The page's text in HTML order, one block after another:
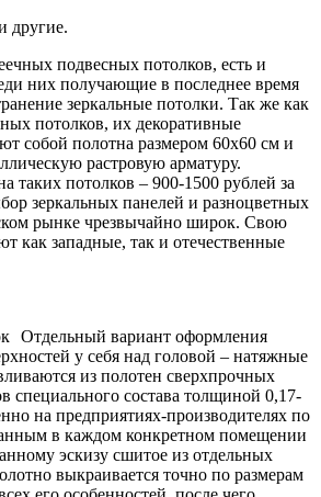
другие.
подвесных потолков, есть и
них получающие в последнее время
зеркальные потолки. Так же как
потолков, их декоративные
собой полотна размером 60х60 см и
растровую арматуру.
таких потолков – 900-1500 рублей за
зеркальных панелей и разноцветных
рынке чрезвычайно широк. Свою
как западные, так и отечественные
Отдельный вариант оформления
у себя над головой – натяжные
из полотен сверхпрочных
специального состава толщиной 0,17-
на предприятиях-производителях по
в каждом конкретном помещении
эскизу сшитое из отдельных
выкраивается точно по размерам